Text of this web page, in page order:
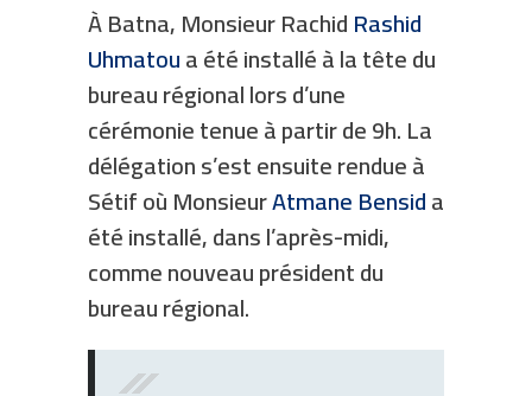
À Batna, Monsieur RachidRashid
Uhmatoua été installé à la tête du
bureau régional lors d’une
cérémonie tenue à partir de 9h. La
délégation s’est ensuite rendue à
Sétif où MonsieurAtmane Bensida
été installé, dans l’après-midi,
comme nouveau président du
bureau régional.